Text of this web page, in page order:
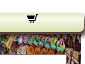
Newsletter:
Ihre E-Mail: